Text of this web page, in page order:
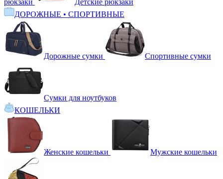
рюкзаки
Детские рюкзаки
ДОРОЖНЫЕ • СПОРТИВНЫЕ
Дорожные сумки Спортивные сумки
Сумки для ноутбуков
КОШЕЛЬКИ
Женские кошельки Мужские кошельки